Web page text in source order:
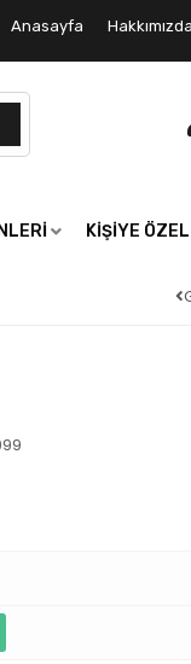
Anasayfa Hakkımızda
KIŞIYE